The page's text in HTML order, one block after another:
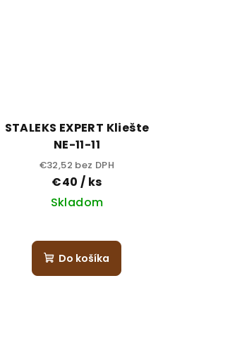
STALEKS EXPERT Kliešte
NE-11-11
€32,52 bez DPH
€40 / ks
Skladom
Do košíka